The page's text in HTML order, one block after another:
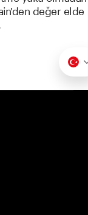
değer elde